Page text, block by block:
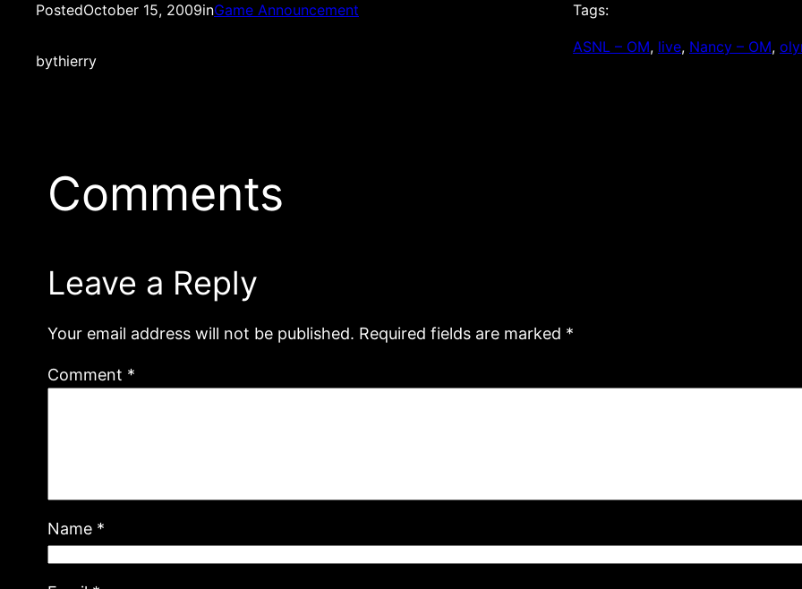
PostedOctober 15, 2009inGame Announcement
bythierry
Tags:
ASNL – OM, live, Nancy – OM,
Comments
Leave a Reply
Your email address will not be published. Required fields are marked *
Comment *
Name *